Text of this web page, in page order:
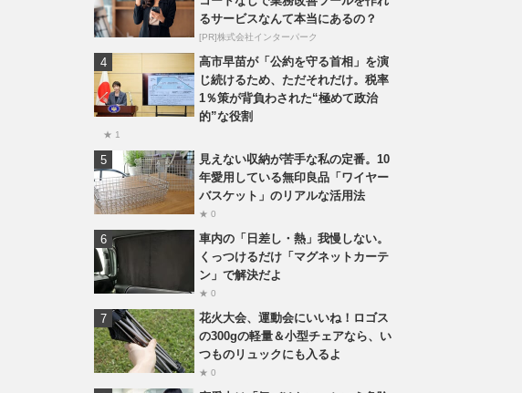
るサービスなんて本当にあるの？
[PR]株式会社インターパーク
高市早苗が「公約を守る首相」を演
じ続けるため、ただそれだけ。税率
1％策が背負わされた“極めて政治
的”な役割
★ 1
見えない収納が苦手な私の定番。10
年愛用している無印良品「ワイヤー
バスケット」のリアルな活用法
★ 0
車内の「日差し・熱」我慢しない。
くっつけるだけ「マグネットカーテ
ン」で解決だよ
★ 0
花火大会、運動会にいいね！ロゴス
の300gの軽量＆小型チェアなら、い
つものリュックにも入るよ
★ 0